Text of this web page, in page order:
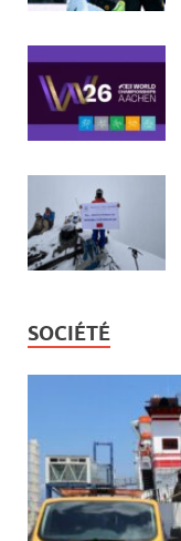
SOCIÉTÉ